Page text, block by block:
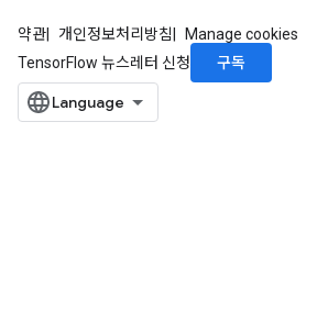
약관 개인정보처리방침
Manage cookies
TensorFlow 뉴스레터 신청
구독